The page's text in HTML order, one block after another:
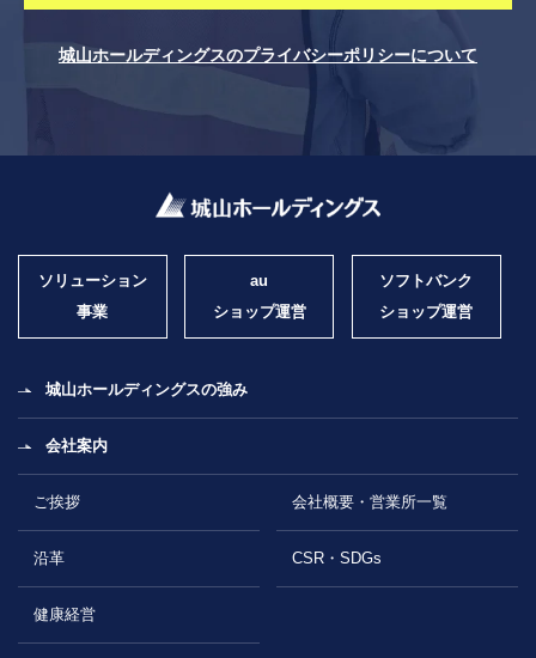
城山ホールディングスのプライバシーポリシーについて
ソリューション
事業
au
ショップ運営
ソフトバンク
ショップ運営
城山ホールディングスの強み
会社案内
ご挨拶 会社概要・営業所一覧
沿革 CSR・SDGs
健康経営